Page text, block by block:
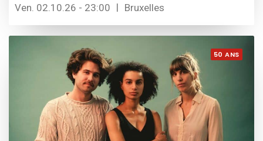
Ven. 02.10.26 - 23:00
Bruxelles
50 ANS